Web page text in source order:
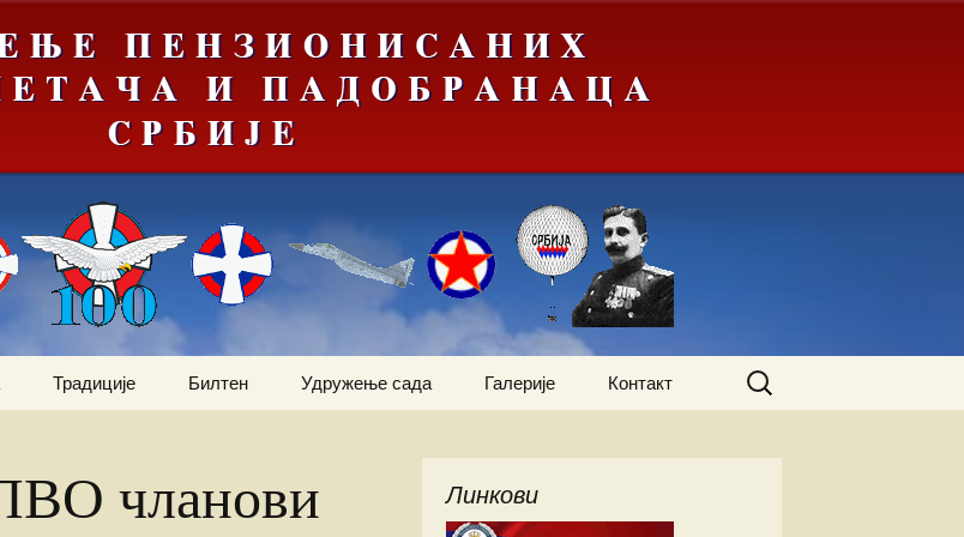
Традиције
Команданти
Костадин Коста
Милетић
Билтен
Ваздухопловни билтен
Удружење сада
Чланови удружења
Галерије Контакт
Претрага
чланови
Линкови